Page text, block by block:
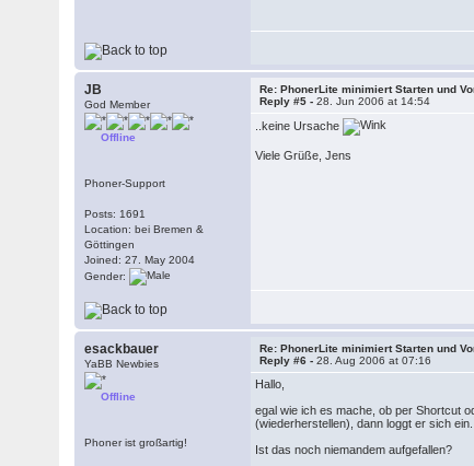
JB
God Member
Offline
Phoner-Support
Posts: 1691
Location: bei Bremen &
Göttingen
Joined: 27. May 2004
Gender:
Re: PhonerLite minimiert Starten und
Reply #5 -28. Jun 2006 at 14:54
..keine Ursache
Viele Grüße, Jens
esackbauer
YaBB Newbies
Offline
Phoner ist großartig!
Re: PhonerLite minimiert Starten und
Reply #6 -28. Aug 2006 at 07:16
Hallo,
egal wie ich es mache, ob per Shortcut
(wiederherstellen), dann loggt er sich ein.
Ist das noch niemandem aufgefallen?